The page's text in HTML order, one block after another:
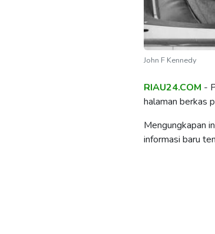
John F Kennedy
RIAU24.COM -
halaman berkas
Mengungkapan
informasi baru